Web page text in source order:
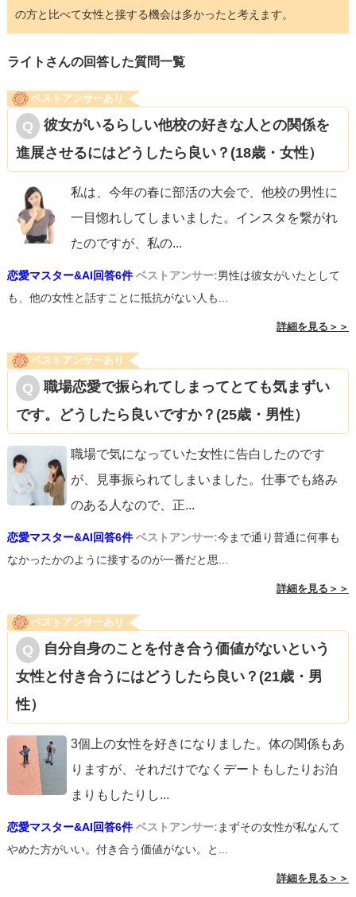
の方と比べて女性と接する機会は多かったと考えます。
ライトさんの回答した質問一覧
ベストアンサーあり
彼女がいるらしい他校の好きな人との関係を
進展させるにはどうしたら良い？(18歳・女性）
私は、今年の春に部活の大会で、他校の男性に
一目惚れしてしまいました。インスタを繋がれ
たのですが、私の...
恋愛マスター&AI回答6件 ベストアンサー:男性は彼女がいたとして
も、他の女性と話すことに抵抗がない人も...
詳細を見る＞＞
ベストアンサーあり
職場恋愛で振られてしまってとても気まずい
です。どうしたら良いですか？(25歳・男性）
職場で気になっていた女性に告白したのです
が、見事振られてしまいました。仕事でも絡み
のある人なので、正...
恋愛マスター&AI回答6件 ベストアンサー:今まで通り普通に何事も
なかったかのように接するのが一番だと思...
詳細を見る＞＞
ベストアンサーあり
自分自身のことを付き合う価値がないという
女性と付き合うにはどうしたら良い？(21歳・男
性）
3個上の女性を好きになりました。体の関係もあ
りますが、それだけでなくデートもしたりお泊
まりもしたりし...
恋愛マスター&AI回答6件 ベストアンサー: まずその女性が私なんて
やめた方がいい。付き合う価値がない。と...
詳細を見る＞＞